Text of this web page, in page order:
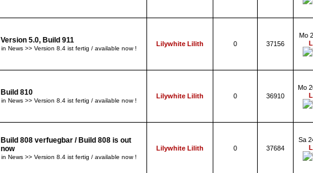
Version 5.0, Build 911
in News >> Version 8.4 ist fertig / available now !
Lilywhite Lilith 0 37156
Mo
Build 810
in News >> Version 8.4 ist fertig / available now !
Lilywhite Lilith 0 36910
Mo
Build 808 verfuegbar / Build 808 is out
now
in News >> Version 8.4 ist fertig / available now !
Lilywhite Lilith 0 37684
Sa